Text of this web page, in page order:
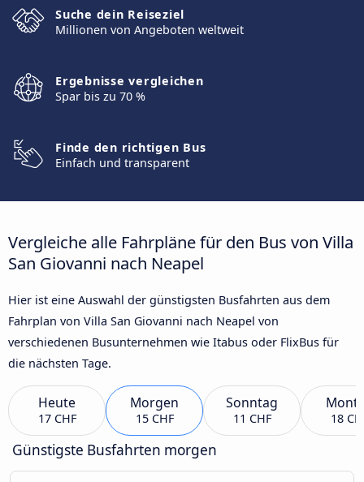
Suche dein Reiseziel
Millionen von Angeboten weltweit
Ergebnisse vergleichen
Spar bis zu 70 %
Finde den richtigen Bus
Einfach und transparent
Vergleiche alle Fahrpläne für den Bus von Villa
San Giovanni nach Neapel
Hier ist eine Auswahl der günstigsten Busfahrten aus dem
Fahrplan von Villa San Giovanni nach Neapel von
verschiedenen Busunternehmen wie Itabus oder FlixBus für
die nächsten Tage.
Heute
17 CHF
Morgen
15 CHF
Sonntag
11 CHF 18
Günstigste Busfahrten morgen